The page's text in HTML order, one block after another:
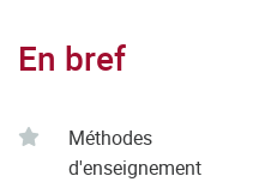
En bref
Méthodes
d'enseignement